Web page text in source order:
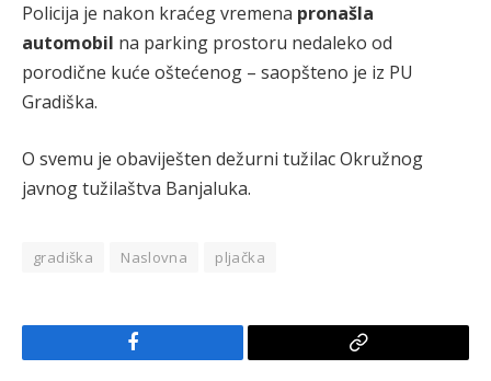
Policija je nakon kraćeg vremena pronašla
automobil na parking prostoru nedaleko od
porodične kuće oštećenog – saopšteno je iz PU
Gradiška.
O svemu je obaviješten dežurni tužilac Okružnog
javnog tužilaštva Banjaluka.
gradiška Naslovna pljačka
Facebook
Copy